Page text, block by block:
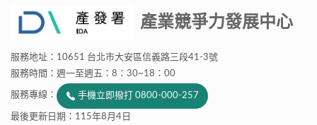
產業競爭力發展中心
服務地址：10651 台北市大安區信義路三段41-3號
服務時間：週一至週五：8：30~18：00
服務專線： 手機立即撥打 0800-000-257
最後更新日期：115年8月4日